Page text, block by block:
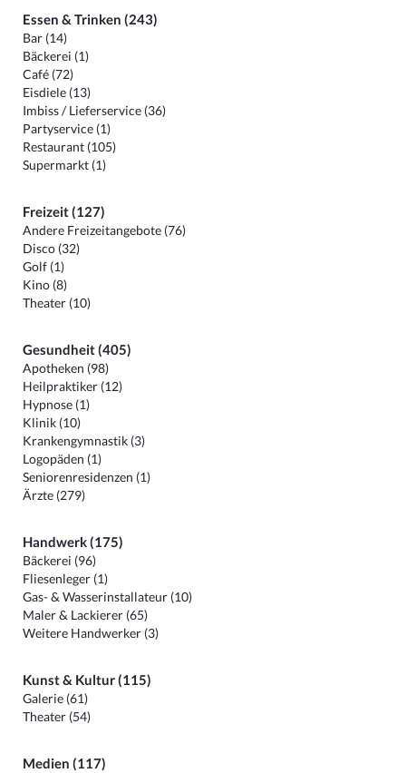
Essen & Trinken (243)
Bar (14)
Bäckerei (1)
Café (72)
Eisdiele (13)
Imbiss / Lieferservice (36)
Partyservice (1)
Restaurant (105)
Supermarkt (1)
Freizeit (127)
Andere Freizeitangebote (76)
Disco (32)
Golf (1)
Kino (8)
Theater (10)
Gesundheit (405)
Apotheken (98)
Heilpraktiker (12)
Hypnose (1)
Klinik (10)
Krankengymnastik (3)
Logopäden (1)
Seniorenresidenzen (1)
Ärzte (279)
Handwerk (175)
Bäckerei (96)
Fliesenleger (1)
Gas- & Wasserinstallateur (10)
Maler & Lackierer (65)
Weitere Handwerker (3)
Kunst & Kultur (115)
Galerie (61)
Theater (54)
Medien (117)